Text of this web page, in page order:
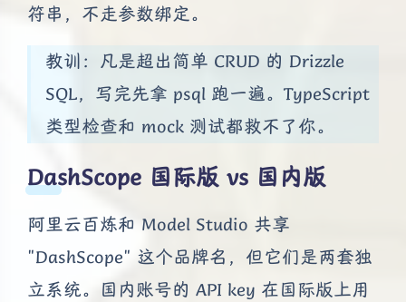
符串，不走参数绑定。
教训：凡是超出简单 CRUD 的 Drizzle
SQL，写完先拿 psql 跑一遍。TypeScript
类型检查和 mock 测试都救不了你。
DashScope 国际版 vs 国内版
阿里云百炼和 Model Studio 共享
"DashScope" 这个品牌名，但它们是两套独
立系统。国内账号的 API key 在国际版上用